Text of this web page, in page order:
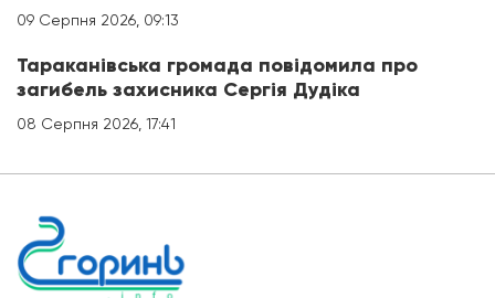
09 Серпня 2026, 09:13
Тараканівська громада повідомила про
загибель захисника Сергія Дудіка
08 Серпня 2026, 17:41